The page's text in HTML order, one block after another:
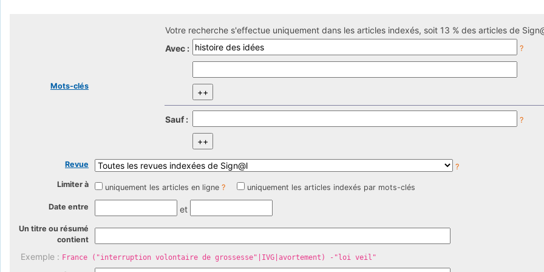
Mots-clés
Votre recherche s'effectue uniquement dans les articles indexés, soit 13 % des articles de
Avec :
?
Sauf : ?
Revue
?
Limiter à
uniquement les articles en ligne ? uniquement les articles indexés par mots-clés
Date entre et
Un titre ou résumé
contient
Exemple : France ("interruption volontaire de grossesse"|IVG|avortement) -"loi veil"